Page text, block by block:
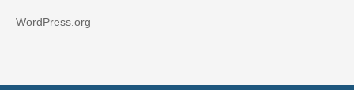
WordPress.org